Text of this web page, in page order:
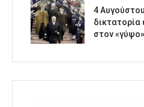
4
στον «γύψο»